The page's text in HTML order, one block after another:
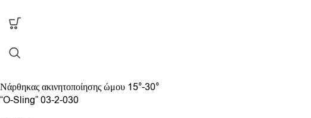
Νάρθηκας ακινητοποίησης ώμου 15°-30°
“O-Sling” 03-2-030